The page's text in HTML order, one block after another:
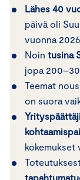
Lähes 40
päivä oli
vuonna
Noin tusina
jopa
Teemat
on suora
kokemukset